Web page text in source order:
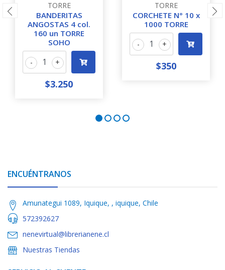
TORRE
BANDERITAS
ANGOSTAS 4 col.
160 un TORRE
SOHO
+
-
$3.250
TORRE
CORCHETE N° 10 x
1000 TORRE
+
-
$350
ENCUÉNTRANOS
Amunategui 1089, Iquique, , iquique, Chile
572392627
nenevirtual@librerianene.cl
Nuestras Tiendas